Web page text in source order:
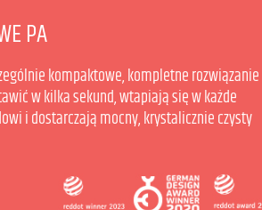
PA
kompaktowe, kompletne rozwiązanie
w kilka sekund, wtapiają się w każde
i dostarczają mocny, krystalicznie czysty